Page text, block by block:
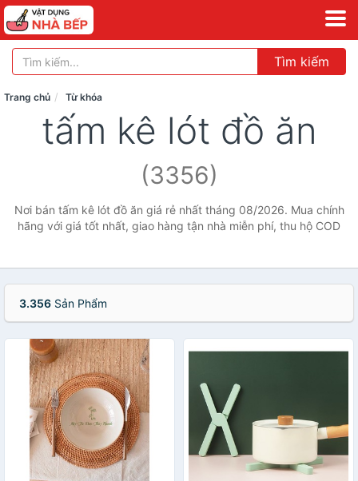
Tìm kiếm
Trang chủ Từ khóa
tấm kê lót đồ ăn
(3356)
Nơi bán tấm kê lót đồ ăn giá rẻ nhất tháng 08/2026. Mua chính
hãng với giá tốt nhất, giao hàng tận nhà miễn phí, thu hộ COD
3.356 Sản Phẩm